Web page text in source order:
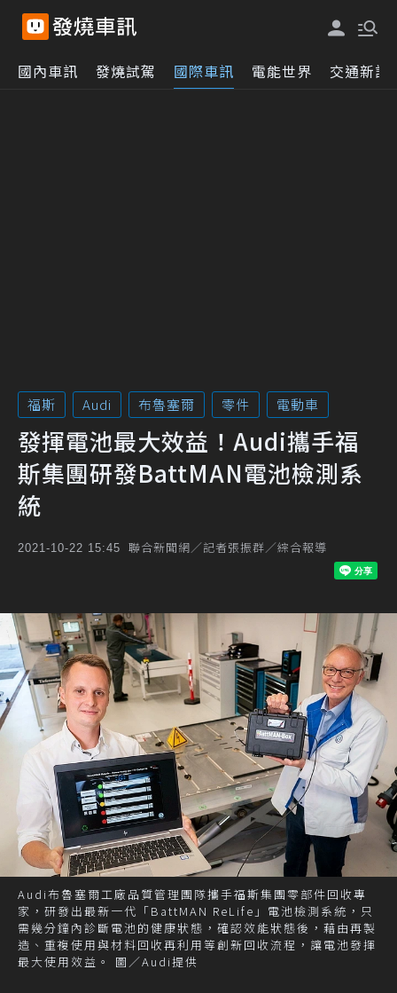
國內車訊 發燒試駕 國際車訊 電能世界 交通新訊
福斯 Audi 布魯塞爾 零件 電動車
發揮電池最大效益！Audi攜手福
斯集團研發BattMAN電池檢測系
統
2021-10-22 15:45 聯合新聞網／記者張振群／綜合報導
Audi布魯塞爾工廠品質管理團隊攜手福斯集團零部件回收專
家，研發出最新一代「BattMAN ReLife」電池檢測系統，只
需幾分鐘內診斷電池的健康狀態，確認效能狀態後，藉由再製
造、重複使用與材料回收再利用等創新回收流程，讓電池發揮
最大使用效益。 圖／Audi提供